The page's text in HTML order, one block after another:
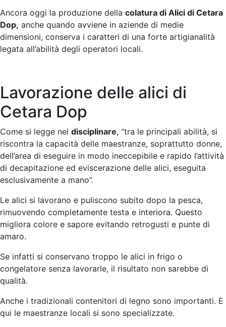
Ancora oggi la produzione della colatura di Alici di Cetara
Dop, anche quando avviene in aziende di medie
dimensioni, conserva i caratteri di una forte artigianalità
legata all’abilità degli operatori locali.
Lavorazione delle alici di
Cetara Dop
Come si legge nel disciplinare, “tra le principali abilità, si
riscontra la capacità delle maestranze, soprattutto donne,
dell’area di eseguire in modo ineccepibile e rapido l’attività
di decapitazione ed eviscerazione delle alici, eseguita
esclusivamente a mano”.
Le alici si lavorano e puliscono subito dopo la pesca,
rimuovendo completamente testa e interiora. Questo
migliora colore e sapore evitando retrogusti e punte di
amaro.
Se infatti si conservano troppo le alici in frigo o
congelatore senza lavorarle, il risultato non sarebbe di
qualità.
Anche i tradizionali contenitori di legno sono importanti. E
qui le maestranze locali si sono specializzate.